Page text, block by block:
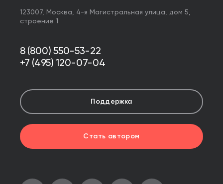
123007, Москва, 4-я Магистральная улица, дом 5,
строение 1
8 (800) 550-53-22
+7 (495) 120-07-04
Поддержка
Стать автором